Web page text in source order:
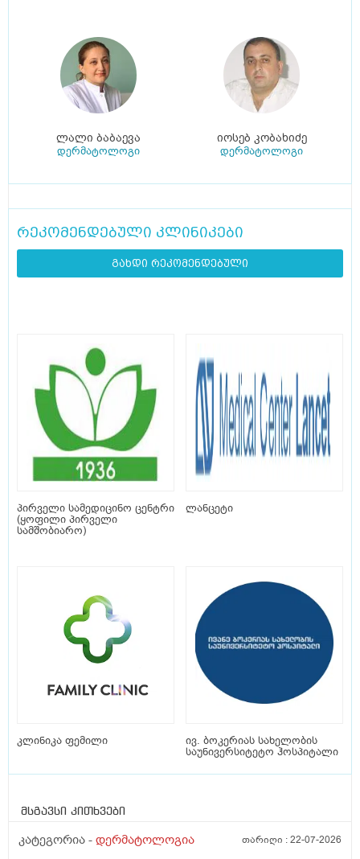
ლალი ბაბაევა
დერმატოლოგი
იოსებ კობახიძე
დერმატოლოგი
რეკომენდებული კლინიკები
გახდი რეკომენდებული
პირველი სამედიცინო ცენტრი
(ყოფილი პირველი
სამშობიარო)
ლანცეტი
კლინიკა ფემილი
ივ. ბოკერიას სახელობის
საუნივერსიტეტო ჰოსპიტალი
მსგავსი კითხვები
კატეგორია - დერმატოლოგია თარიღი :22-07-2026